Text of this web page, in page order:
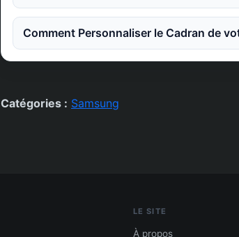
Comment Personnaliser le Cadran de
Catégories : Samsung
LE SITE
À propos